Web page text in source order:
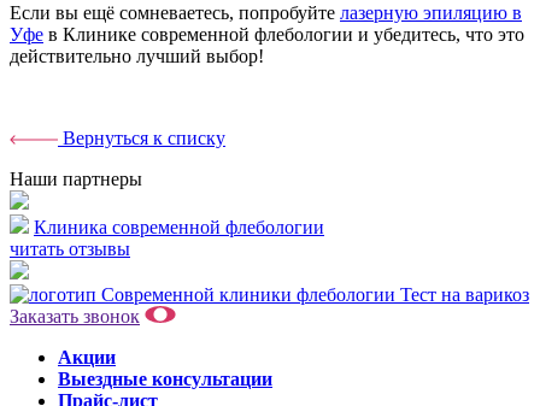
Если вы ещё сомневаетесь, попробуйте лазерную эпиляцию в
Уфе в Клинике современной флебологии и убедитесь, что это
действительно лучший выбор!
Вернуться к списку
Наши партнеры
Клиника современной флебологии
читать отзывы
Тест на варикоз
Заказать звонок
Акции
Выездные консультации
Прайс-лист